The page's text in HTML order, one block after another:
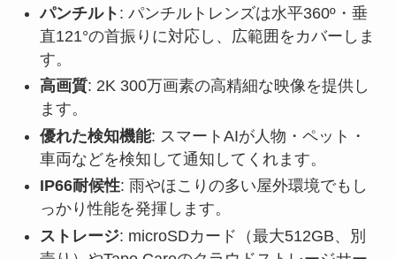
パンチルト : パンチルトレンズは水平360º・垂
直121°の首振りに対応し、広範囲をカバーしま
す。
高画質: 2K 300万画素の高精細な映像を提供し
ます。
優れた検知機能: スマートAIが人物・ペット・
車両などを検知して通知してくれます。
IP66耐候性: 雨やほこりの多い屋外環境でもし
っかり性能を発揮します。
ストレージ: microSDカード（最大512GB、別